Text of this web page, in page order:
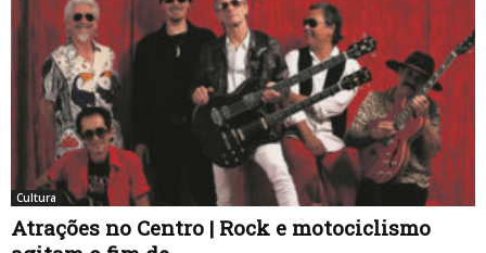
Cultura
Atrações no Centro | Rock e motociclismo